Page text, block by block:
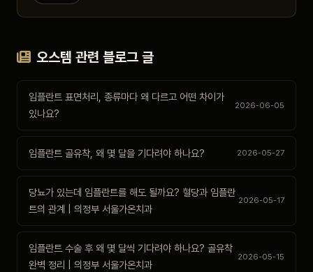
오스템 관련 블로그 글
임플란트 표면처리, 종류마다 왜 다르고 어떤 차이가
있나요?
2026-06-05
임플란트 골유착, 왜 몇 달을 기다려야 하나요? 2026-05-27
당뇨가 있는데 임플란트를 해도 될까요? 혈당과 임플란
트의 관계 | 의정부 서울가온치과
2026-05-17
임플란트 수술 후 왜 몇 달씩 기다려야 하나요? 골유착
완벽 정리 | 의정부 서울가온치과
2026-05-15